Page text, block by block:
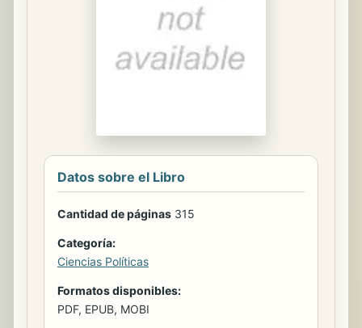
Datos sobre el Libro
Cantidad de páginas 315
Categoría:
Ciencias Políticas
Formatos disponibles:
PDF, EPUB, MOBI